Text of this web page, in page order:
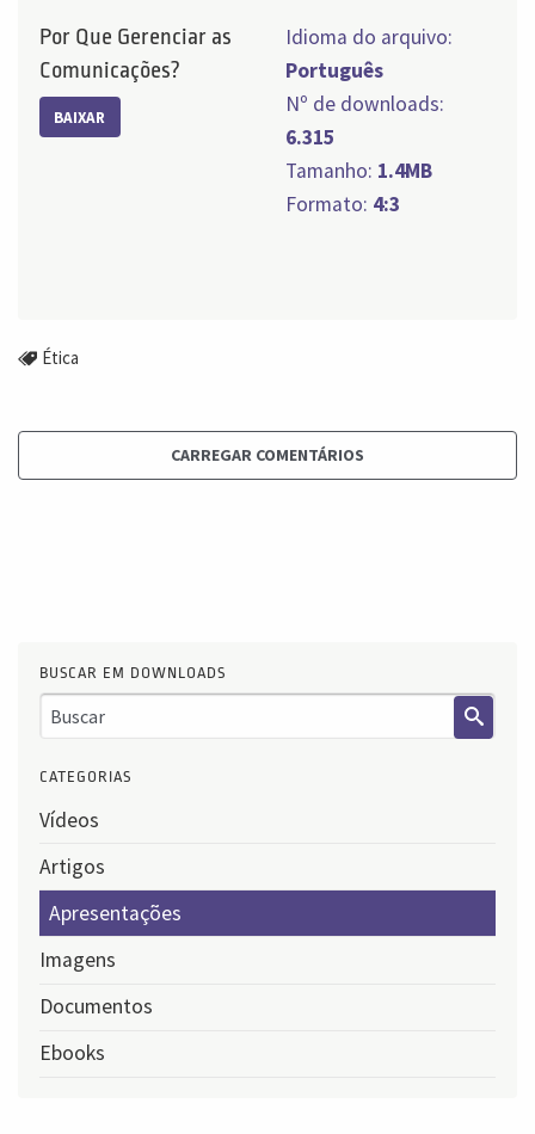
Por Que Gerenciar as
Comunicações?
BAIXAR
Idioma do arquivo:
Português
Nº de downloads:
6.315
Tamanho: 1.4MB
Formato: 4:3
Ética
CARREGAR COMENTÁRIOS
BUSCAR EM DOWNLOADS
CATEGORIAS
Vídeos
Artigos
Apresentações
Imagens
Documentos
Ebooks